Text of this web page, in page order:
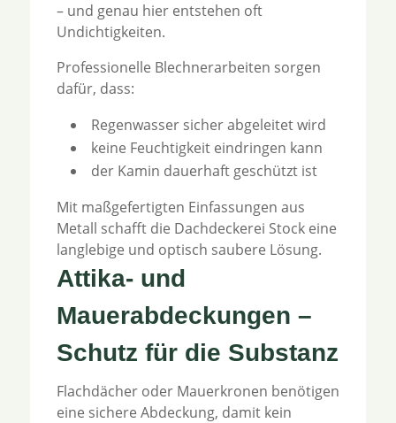
– und genau hier entstehen oft
Undichtigkeiten.
Professionelle Blechnerarbeiten sorgen
dafür, dass:
Regenwasser sicher abgeleitet wird
keine Feuchtigkeit eindringen kann
der Kamin dauerhaft geschützt ist
Mit maßgefertigten Einfassungen aus
Metall schafft die Dachdeckerei Stock eine
langlebige und optisch saubere Lösung.
Attika- und
Mauerabdeckungen –
Schutz für die Substanz
Flachdächer oder Mauerkronen benötigen
eine sichere Abdeckung, damit kein